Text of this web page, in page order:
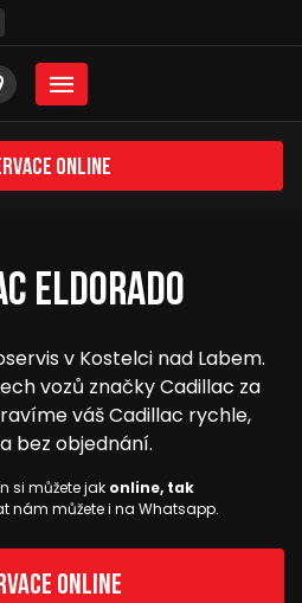
online
Eldorado
v Kostelci nad Labem.
vozů značky Cadillac za
váš Cadillac rychle,
bez objednání.
si můžete jak online, tak
nám můžete i na Whatsapp.
online